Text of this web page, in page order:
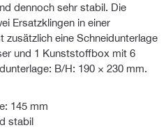
dennoch sehr stabil. Die
Ersatzklingen in einer
eine Schneidunterlage
und 1 Kunststoffbox mit 6
B/H: 190 × 230 mm.
145 mm
stabil